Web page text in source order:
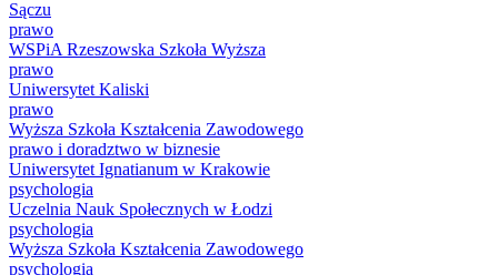
Sączu
prawo
WSPiA Rzeszowska Szkoła Wyższa
prawo
Uniwersytet Kaliski
prawo
Wyższa Szkoła Kształcenia Zawodowego
prawo i doradztwo w biznesie
Uniwersytet Ignatianum w Krakowie
psychologia
Uczelnia Nauk Społecznych w Łodzi
psychologia
Wyższa Szkoła Kształcenia Zawodowego
psychologia